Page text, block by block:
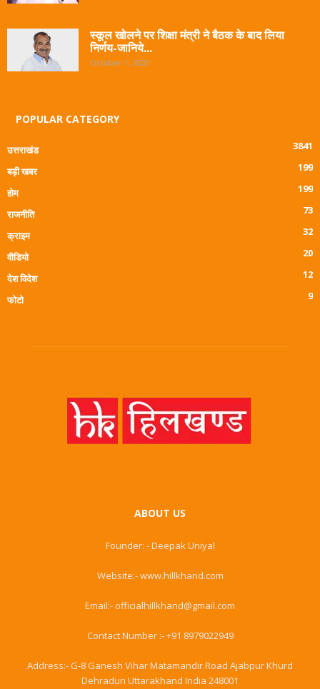
स्कूल खोलने पर शिक्षा मंत्री ने बैठक के बाद लिया
निर्णय-जानिये...
October 1, 2020
POPULAR CATEGORY
उत्तराखंड
3841
बड़ी खबर
199
होम
199
राजनीति
73
क्राइम
32
वीडियो
20
देश विदेश
12
फोटो
9
ABOUT US
Founder: - Deepak Uniyal
Website:- www.hillkhand.com
Email:- officialhillkhand@gmail.com
Contact Number :- +91 8979022949
Address:- G-8 Ganesh Vihar Matamandir Road Ajabpur Khurd
Dehradun Uttarakhand India 248001